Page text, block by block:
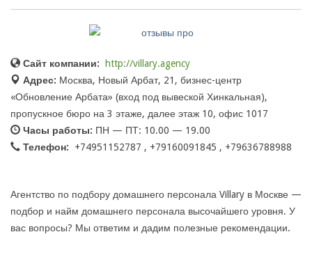
Сайт компании:
http://villary.agency
Адрес: Москва, Новый Арбат, 21, бизнес-центр
«Обновление Арбата» (вход под вывеской Хинкальная),
пропускное бюро на 3 этаже, далее этаж 10, офис 1017
Часы работы: ПН — ПТ: 10.00 — 19.00
Телефон:
+74951152787 , +79160091845 , +79636788988
Агентство по подбору домашнего персонала Villary в Москве —
подбор и найм домашнего персонала высочайшего уровня. У
вас вопросы? Мы ответим и дадим полезные рекомендации.